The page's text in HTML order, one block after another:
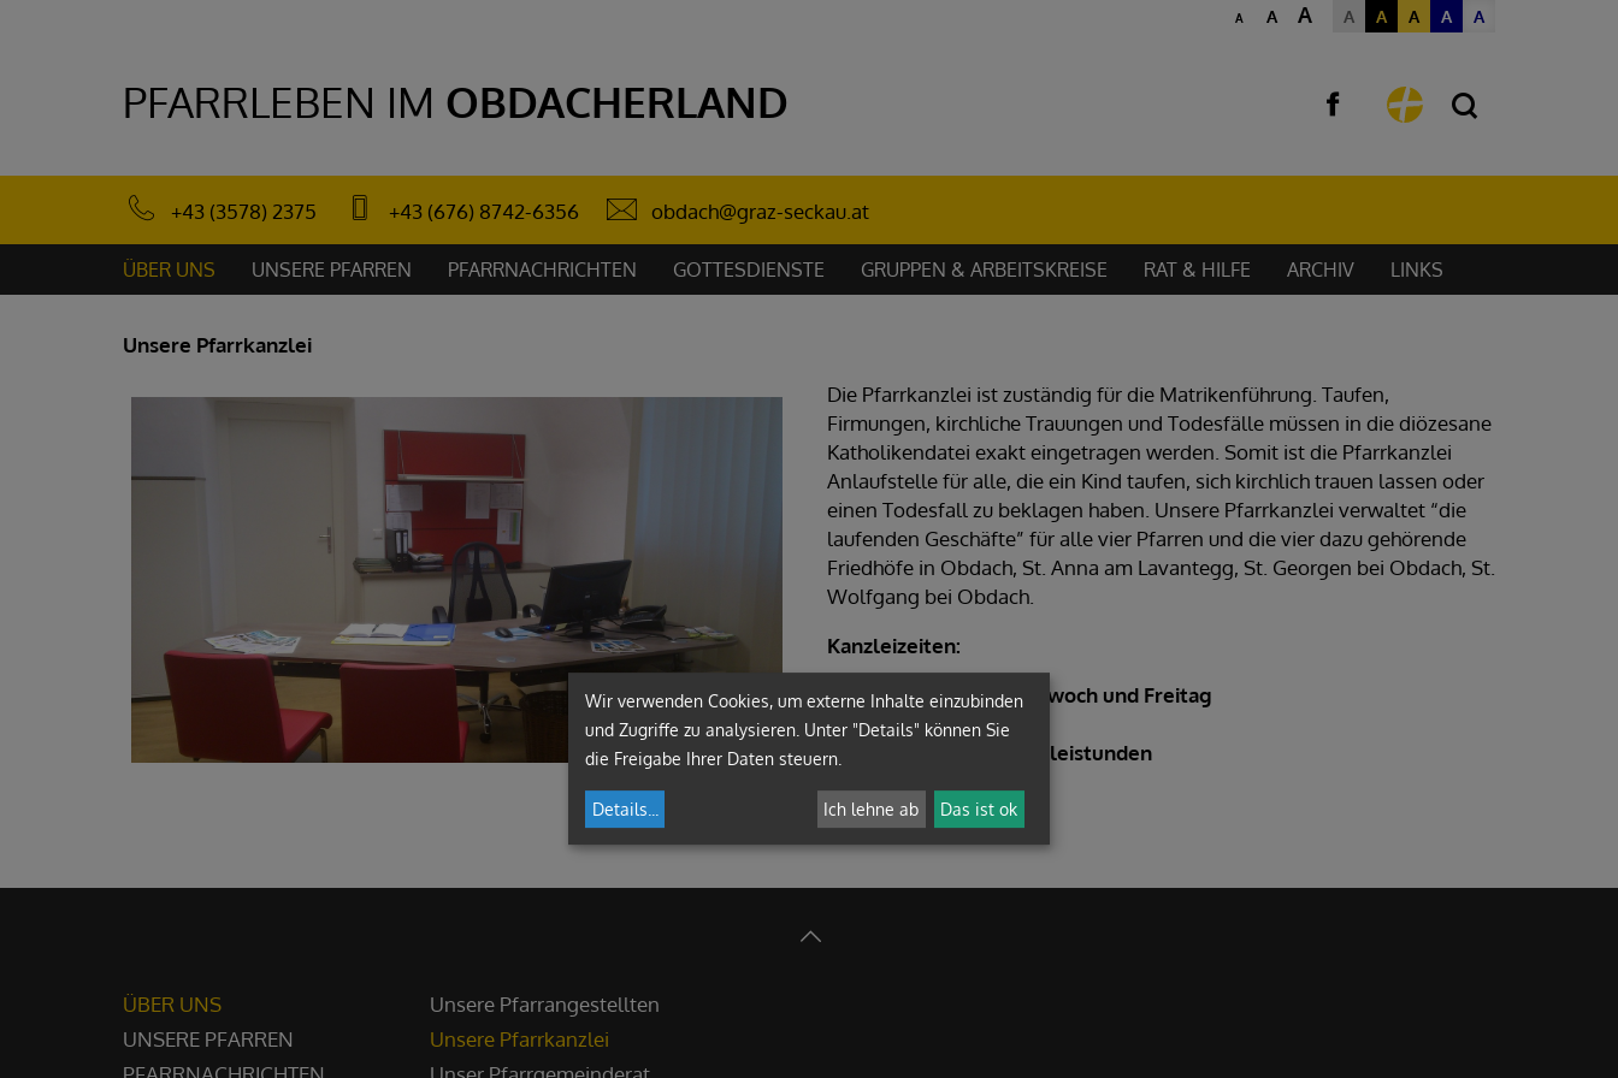
A A A A A A A A
PFARRLEBEN IM OBDACHERLAND
+43 (3578) 2375 +43 (676) 8742-6356 obdach@graz-seckau.at
ÜBER UNS UNSERE PFARREN PFARRNACHRICHTEN GOTTESDIENSTE GRUPPEN & ARBEITSKREISE RAT & HILFE ARCHIV LINKS
Unsere Pfarrkanzlei
Die Pfarrkanzlei ist zuständig für die Matrikenführung. Taufen,
Firmungen, kirchliche Trauungen und Todesfälle müssen in die diözesane
Katholikendatei exakt eingetragen werden. Somit ist die Pfarrkanzlei
Anlaufstelle für alle, die ein Kind taufen, sich kirchlich trauen lassen oder
einen Todesfall zu beklagen haben. Unsere Pfarrkanzlei verwaltet “die
laufenden Geschäfte” für alle vier Pfarren und die vier dazu gehörende
Friedhöfe in Obdach, St. Anna am Lavantegg, St. Georgen bei Obdach, St.
Wolfgang bei Obdach.
Kanzleizeiten:
Montag, Dienstag, Mittwoch und Freitag
von 09:00 bis 11:00 Uhr
Donnerstag keine Kanzleistunden
ÜBER UNS
Unsere Pfarrangestellten
Unsere Pfarrkanzlei
UNSERE PFARREN
Wir verwenden Cookies, um externe Inhalte einzubinden
und Zugriffe zu analysieren. Unter "Details" können Sie
die Freigabe Ihrer Daten steuern.
Details Ich lehne ab Das ist ok